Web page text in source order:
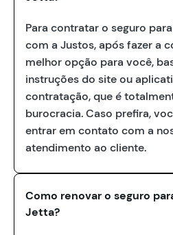
Para contratar o seguro
com a Justos, após fazer a
melhor opção para você,
instruções do site ou
contratação, que é
burocracia. Caso prefira,
entrar em contato com a
atendimento ao cliente.
Como renovar o seguro
Jetta?